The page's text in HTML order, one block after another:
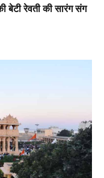
बेटी रेवती की सारंग संग